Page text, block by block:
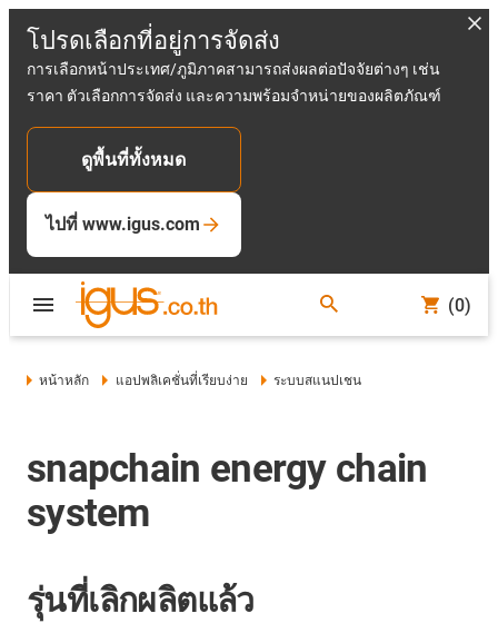
โปรดเลือกที่อยู่การจัดส่ง
การเลือกหน้าประเทศ/ภูมิภาคสามารถส่งผลต่อปัจจัยต่างๆ เช่น
ราคา ตัวเลือกการจัดส่ง และความพร้อมจำหน่ายของผลิตภัณฑ์
ดูพื้นที่ทั้งหมด
ไปที่ www.igus.com
(0)
หน้าหลัก แอปพลิเคชั่นที่เรียบง่าย ระบบสแนปเชน
snapchain energy chain
system
รุ่นที่เลิกผลิตแล้ว